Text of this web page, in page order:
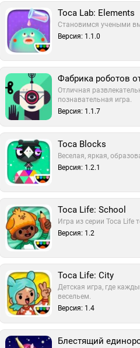
Toca Lab: Elements
Становимся учеными
Версия: 1.1.0
Фабрика роботов
Отличная
познавательная игра.
Версия: 1.1.7
Toca Blocks
Веселая, яркая,
Версия: 1.2.1
Toca Life: School
Игра из серии Toca Life
Версия: 1.2
Toca Life: City
Детская игра, где
весельем.
Версия: 1.4
Блестящий